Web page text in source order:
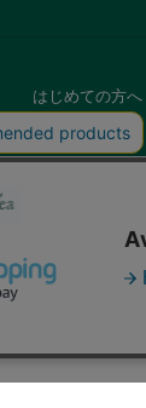
はじめての方へ
のためにクッキ
ッキーの使用に
まれておりません